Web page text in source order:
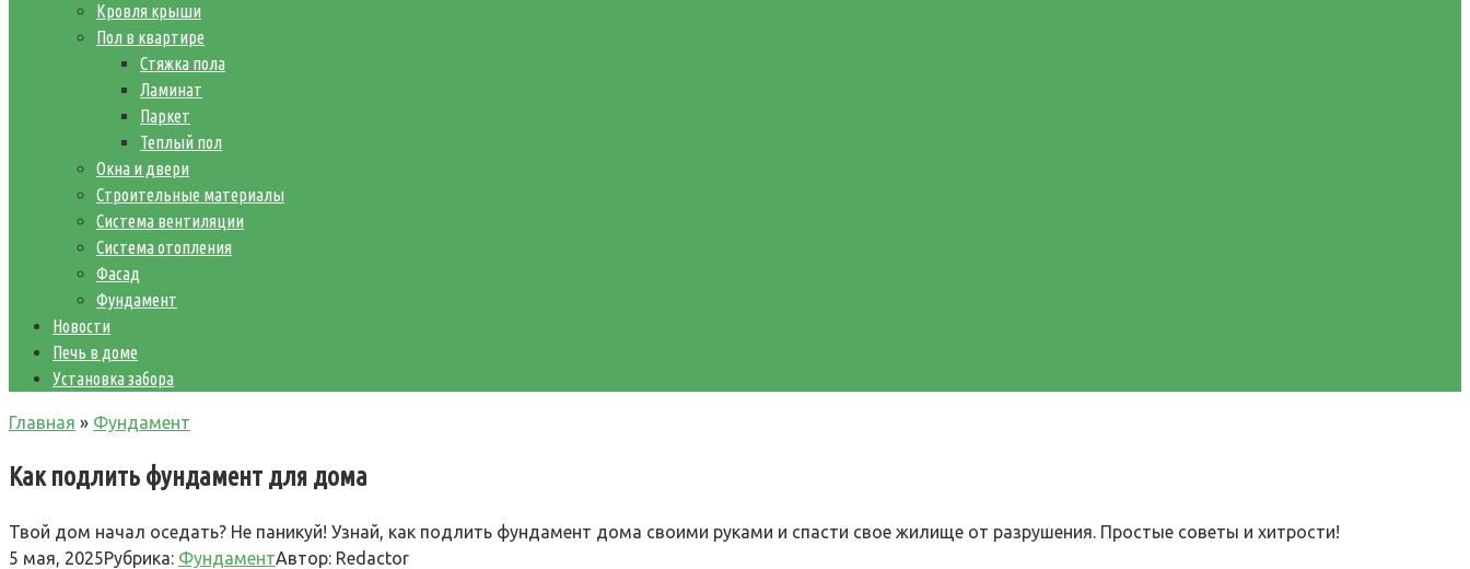
Кровля крыши
Пол в квартире
Стяжка пола
Ламинат
Паркет
Теплый пол
Окна и двери
Строительные материалы
Система вентиляции
Система отопления
Фасад
Фундамент
Новости
Печь в доме
Установка забора
Главная » Фундамент
Как подлить фундамент для дома
Твой дом начал оседать? Не паникуй! Узнай, как подлить фундамент дома своими руками и спасти свое жилище от разрушения. Простые советы и хитрости!
5 мая, 2025Рубрика: ФундаментАвтор: Redactor